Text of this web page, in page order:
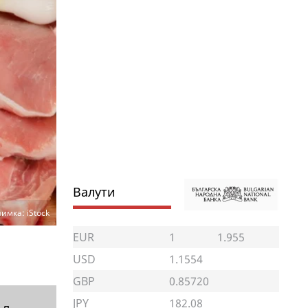
iStock
Валути
EUR 1
1.955
USD
1.1554
GBP
0.85720
JPY
182.08